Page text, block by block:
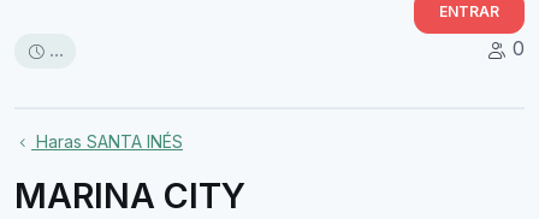
ENTRAR
... 0
Haras SANTA INÉS
MARINA CITY